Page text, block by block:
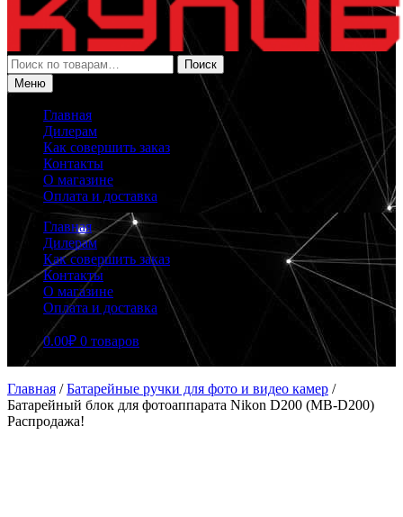
Искать:
Поиск
Меню
Главная
Дилерам
Как совершить заказ
Контакты
О магазине
Оплата и доставка
Главная
Дилерам
Как совершить заказ
Контакты
О магазине
Оплата и доставка
0.00₽ 0 товаров
Главная /Батарейные ручки для фото и видео камер /
Батарейный блок для фотоаппарата Nikon D200 (MB-D200)
Распродажа!